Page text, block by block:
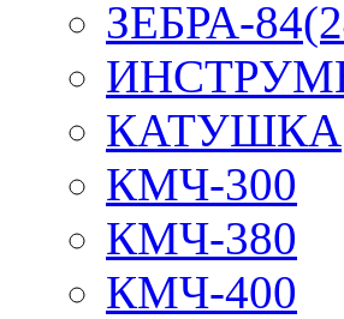
ЗЕБРА-
КАТУШКА
КМЧ-300
КМЧ-380
КМЧ-400